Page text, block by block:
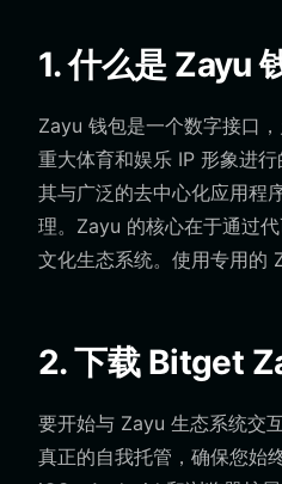
1. 什么是 Zayu
Zayu 钱包是一个数字接口
重大体育和娱乐 IP 形象进
其与广泛的去中心化应用程
理。Zayu 的核心在于通过
文化生态系统。使用专用的
2. 下载 Bitget
要开始与 Zayu 生态系统交
真正的自我托管，确保您始